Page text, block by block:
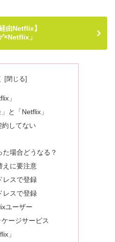
由Netflix】
×Netflix」
」
と「Netflix」
約してない
た場合どうなる？
えに要注意
レスで登録
レスで登録
ユーザー
ージサービス
」